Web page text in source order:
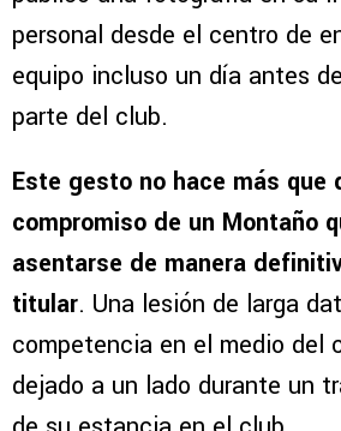
Pero hubo uno que se saltó
reportó. Se trata deAndrés
publicó una fotografía en su
equipo incluso un día antes
parte del club.
Este gesto no hace más que
compromiso de un Montaño
asentarse de manera
titular . Una lesión de larga